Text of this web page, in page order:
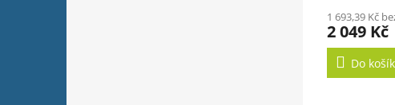
1 693,39 Kč
2 049 Kč
Do